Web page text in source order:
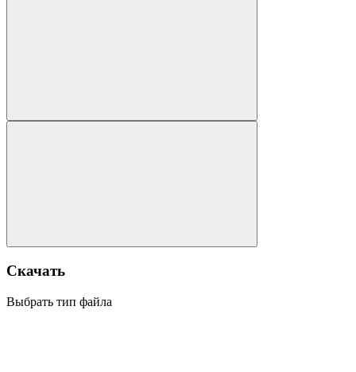
Скачать
Выбрать тип файла